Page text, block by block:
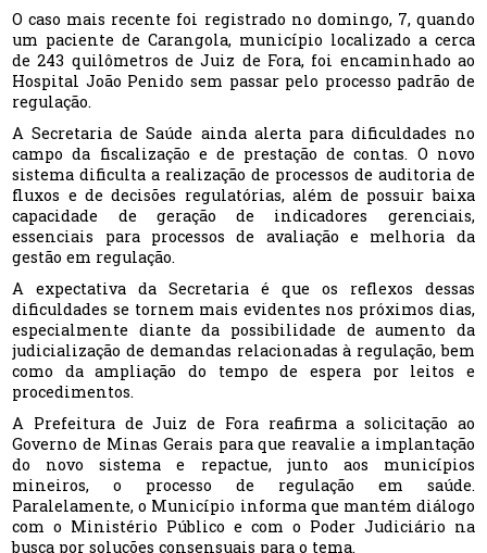
O caso mais recente foi registrado no domingo, 7, quando
um paciente de Carangola, município localizado a cerca
de 243 quilômetros de Juiz de Fora, foi encaminhado ao
Hospital João Penido sem passar pelo processo padrão de
regulação.
A Secretaria de Saúde ainda alerta para dificuldades no
campo da fiscalização e de prestação de contas. O novo
sistema dificulta a realização de processos de auditoria de
fluxos e de decisões regulatórias, além de possuir baixa
capacidade de geração de indicadores gerenciais,
essenciais para processos de avaliação e melhoria da
gestão em regulação.
A expectativa da Secretaria é que os reflexos dessas
dificuldades se tornem mais evidentes nos próximos dias,
especialmente diante da possibilidade de aumento da
judicialização de demandas relacionadas à regulação, bem
como da ampliação do tempo de espera por leitos e
procedimentos.
A Prefeitura de Juiz de Fora reafirma a solicitação ao
Governo de Minas Gerais para que reavalie a implantação
do novo sistema e repactue, junto aos municípios
mineiros, o processo de regulação em saúde.
Paralelamente, o Município informa que mantém diálogo
com o Ministério Público e com o Poder Judiciário na
busca por soluções consensuais para o tema.